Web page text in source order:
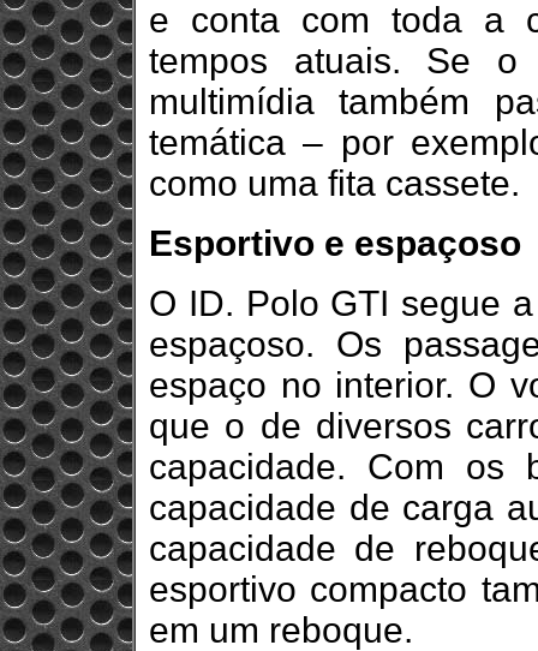
e conta com toda a
tempos atuais. Se
multimídia também
temática – por
como uma fita cassete.
Esportivo e espaçoso
O ID. Polo GTI segue
espaçoso. Os
espaço no interior. O
que o de diversos
capacidade. Com os
capacidade de carga
capacidade de
esportivo compacto
em um reboque.